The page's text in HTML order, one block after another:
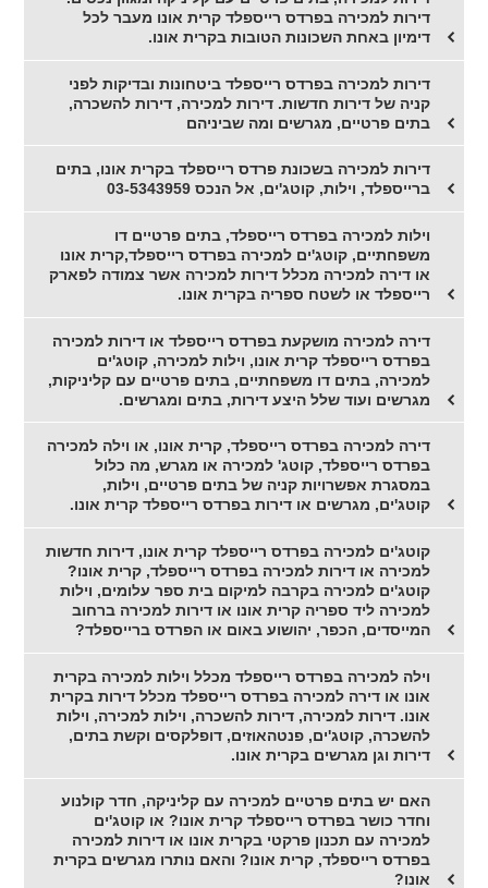
דירות למכירה בפרדס רייספלד קרית אונו מעבר לכל
דימיון באחת השכונות הטובות בקרית אונו.
דירות למכירה בפרדס רייספלד ביטחונות ובדיקות לפני
קניה של דירות חדשות. דירות למכירה, דירות להשכרה,
בתים פרטיים, מגרשים ומה שביניהם
דירות למכירה בשכונת פרדס רייספלד בקרית אונו, בתים
ברייספלד, וילות, קוטג'ים, אל הנכס 03-5343959
וילות למכירה בפרדס רייספלד, בתים פרטיים דו
משפחתיים, קוטג'ים למכירה בפרדס רייספלד,קרית אונו
או דירה למכירה מכלל דירות למכירה אשר צמודה לפארק
רייספלד או לשטח ספריה בקרית אונו.
דירה למכירה מושקעת בפרדס רייספלד או דירות למכירה
בפרדס רייספלד קרית אונו, וילות למכירה, קוטג'ים
למכירה, בתים דו משפחתיים, בתים פרטיים עם קליניקות,
מגרשים ועוד שלל היצע דירות, בתים ומגרשים.
דירה למכירה בפרדס רייספלד, קרית אונו, או וילה למכירה
בפרדס רייספלד, קוטג' למכירה או מגרש, מה כלול
במסגרת אפשרויות קניה של בתים פרטיים, וילות,
קוטג'ים, מגרשים או דירות בפרדס רייספלד קרית אונו.
קוטג'ים למכירה בפרדס רייספלד קרית אונו, דירות חדשות
למכירה או דירות למכירה בפרדס רייספלד, קרית אונו?
קוטג'ים למכירה בקרבה למיקום בית ספר עלומים, וילות
למכירה ליד ספריה קרית אונו או דירות למכירה ברחוב
המייסדים, הכפר, יהושוע באום או הפרדס ברייספלד?
וילה למכירה בפרדס רייספלד מכלל וילות למכירה בקרית
אונו או דירה למכירה בפרדס רייספלד מכלל דירות בקרית
אונו. דירות למכירה, דירות להשכרה, וילות למכירה, וילות
להשכרה, קוטג'ים, פנטהאוזים, דופלקסים וקשת בתים,
דירות וגן מגרשים בקרית אונו.
האם יש בתים פרטיים למכירה עם קליניקה, חדר קולנוע
וחדר כושר בפרדס רייספלד קרית אונו? או קוטג'ים
למכירה עם תכנון פרקטי בקרית אונו או דירות למכירה
בפרדס רייספלד, קרית אונו? והאם נותרו מגרשים בקרית
אונו?